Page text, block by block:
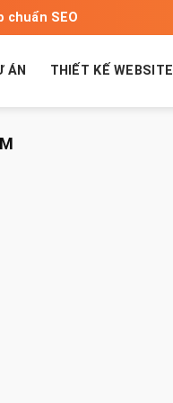
chuẩn SEO
ÁN THIẾT KẾ WEBSITE